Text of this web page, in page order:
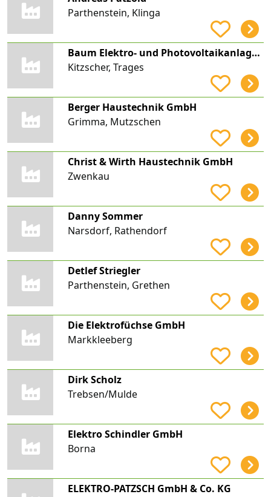
Parthenstein, Klinga
Baum Elektro- und Photovoltaikanlagen UG (haftungsbeschränkt)
Kitzscher, Trages
Berger Haustechnik GmbH
Grimma, Mutzschen
Christ & Wirth Haustechnik GmbH
Zwenkau
Danny Sommer
Narsdorf, Rathendorf
Detlef Striegler
Parthenstein, Grethen
Die Elektrofüchse GmbH
Markkleeberg
Dirk Scholz
Trebsen/Mulde
Elektro Schindler GmbH
Borna
ELEKTRO-PATZSCH GmbH & Co. KG